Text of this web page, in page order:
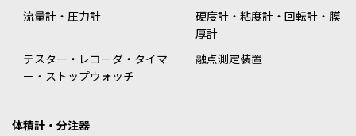
流量計・圧力計
硬度計・粘度計・回転計・膜
厚計
テスター・レコーダ・タイマ
ー・ストップウォッチ
融点測定装置
体積計・分注器